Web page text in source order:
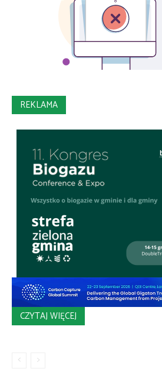
REKLAMA
CZYTAJ WIĘCEJ